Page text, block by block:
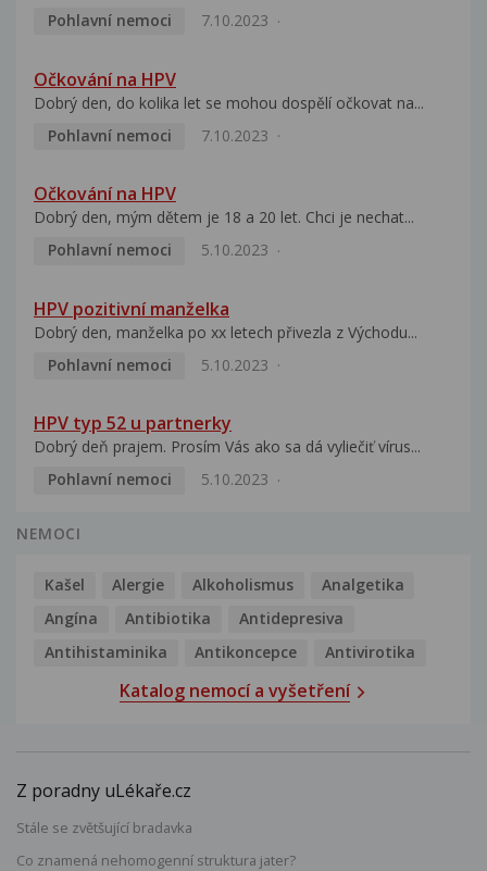
Pohlavní nemoci
7.10.2023
Očkování na HPV
Dobrý den, do kolika let se mohou dospělí očkovat na...
Pohlavní nemoci
7.10.2023
Očkování na HPV
Dobrý den, mým dětem je 18 a 20 let. Chci je nechat...
Pohlavní nemoci
5.10.2023
HPV pozitivní manželka
Dobrý den, manželka po xx letech přivezla z Východu...
Pohlavní nemoci
5.10.2023
HPV typ 52 u partnerky
Dobrý deň prajem. Prosím Vás ako sa dá vyliečiť vírus...
Pohlavní nemoci
5.10.2023
NEMOCI
Kašel Alergie Alkoholismus
Analgetika
Angína
Antibiotika
Antidepresiva
Antihistaminika
Antikoncepce Antivirotika
Katalog nemocí a vyšetření
Z poradny uLékaře.cz
Stále se zvětšující bradavka
Co znamená nehomogenní struktura jater?